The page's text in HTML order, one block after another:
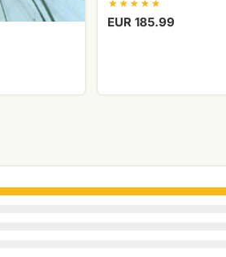
EUR 185.99